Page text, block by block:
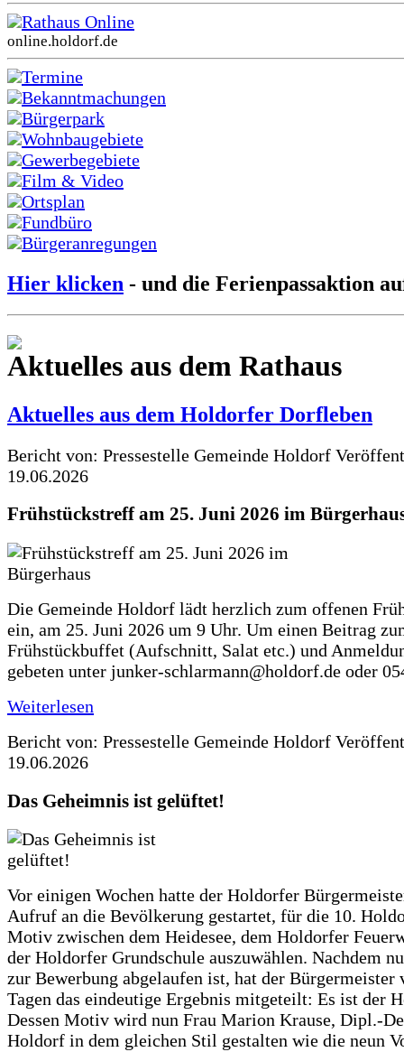
Rathaus Online
online.holdorf.de
Termine
Bekanntmachungen
Bürgerpark
Wohnbaugebiete
Gewerbegebiete
Film & Video
Ortsplan
Fundbüro
Bürgeranregungen
Hier klicken - und die Ferienpassaktion
Aktuelles aus dem Rathaus
Aktuelles aus dem Holdorfer Dorfleben
Bericht von: Pressestelle Gemeinde Holdorf
19.06.2026
Frühstückstreff am 25. Juni 2026 im
Die Gemeinde Holdorf lädt herzlich zum offenen
ein, am 25. Juni 2026 um 9 Uhr. Um einen Beitrag
Frühstückbuffet (Aufschnitt, Salat etc.) und
gebeten unter junker-schlarmann@holdorf.de oder
Weiterlesen
Bericht von: Pressestelle Gemeinde Holdorf
19.06.2026
Das Geheimnis ist gelüftet!
Vor einigen Wochen hatte der Holdorfer
Aufruf an die Bevölkerung gestartet, für die 10.
Motiv zwischen dem Heidesee, dem Holdorfer
der Holdorfer Grundschule auszuwählen. Nachdem
zur Bewerbung abgelaufen ist, hat der Bürgermeister
Tagen das eindeutige Ergebnis mitgeteilt: Es ist der
Dessen Motiv wird nun Frau Marion Krause, Dipl.-
Holdorf in dem gleichen Stil gestalten wie die neun